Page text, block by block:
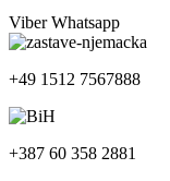
Viber Whatsapp
+49 1512 7567888
+387 60 358 2881